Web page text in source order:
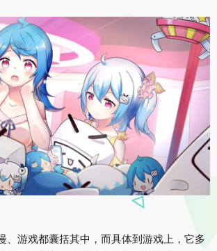
、游戏都囊括其中，而具体到游戏上，它多